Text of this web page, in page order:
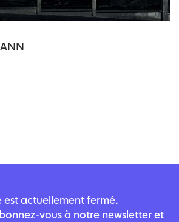
est actuellement fermé.
vous à notre newsletter et